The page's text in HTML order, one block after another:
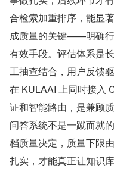
合检索加重排序，能显
成质量的关键——明确
有效手段。评估体系是
工抽查结合，用户反馈
在 KULAAI 上同时接入
证和智能路由，是兼顾
问答系统不是一蹴而就
档质量决定，质量下限
扎实，才能真正让知识库